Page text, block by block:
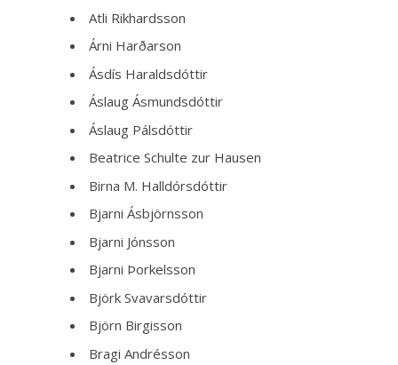
Atli Rikhardsson
Árni Harðarson
Ásdís Haraldsdóttir
Áslaug Ásmundsdóttir
Áslaug Pálsdóttir
Beatrice Schulte zur Hausen
Birna M. Halldórsdóttir
Bjarni Ásbjörnsson
Bjarni Jónsson
Bjarni Þorkelsson
Björk Svavarsdóttir
Björn Birgisson
Bragi Andrésson